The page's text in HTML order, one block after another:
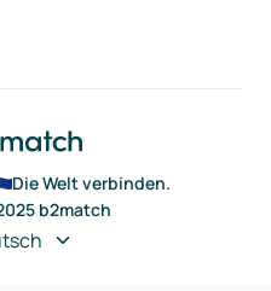
Die Welt verbinden.
b2match